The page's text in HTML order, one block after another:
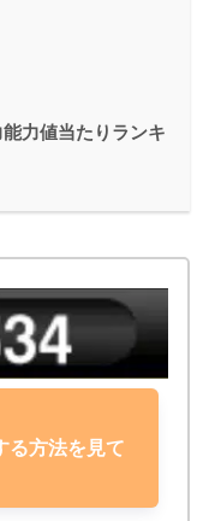
能力値当たりランキ
る方法を見て